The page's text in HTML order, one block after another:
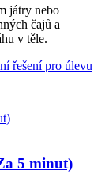
játry nebo
čajů a
v těle.
řešení pro úlevu
5 minut)